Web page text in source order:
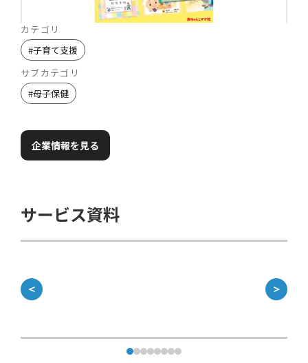
カテゴリ
#子育て支援
サブカテゴリ
#母子保健
企業情報を見る
サービス資料
＜ ＞